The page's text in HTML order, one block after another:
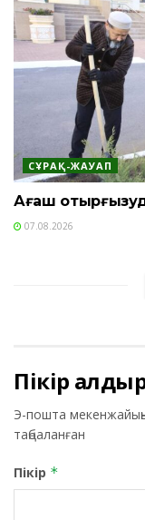
СҰРАҚ-ЖАУАП
Ағаш
07.08.2026
Пікір
Э-пошта
таңбаланған
Пікір *